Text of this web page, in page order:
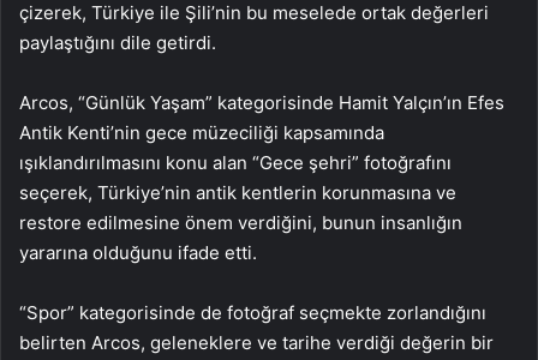
çizerek, Türkiye ile Şili’nin bu meselede ortak değerleri
paylaştığını dile getirdi.
Arcos, “Günlük Yaşam” kategorisinde Hamit Yalçın’ın Efes
Antik Kenti’nin gece müzeciliği kapsamında
ışıklandırılmasını konu alan “Gece şehri” fotoğrafını
seçerek, Türkiye’nin antik kentlerin korunmasına ve
restore edilmesine önem verdiğini, bunun insanlığın
yararına olduğunu ifade etti.
“Spor” kategorisinde de fotoğraf seçmekte zorlandığını
belirten Arcos, geleneklere ve tarihe verdiği değerin bir